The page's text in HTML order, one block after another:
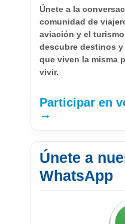
Únete a la
comunidad de
aviación y el
descubre destinos
que viven la misma
vivir.
Participar en
→
Únete a
WhatsApp